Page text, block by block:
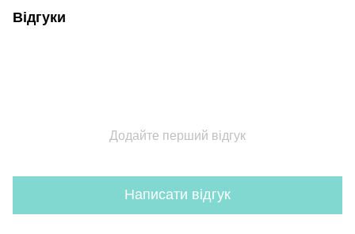
Відгуки
Додайте перший відгук
Написати відгук